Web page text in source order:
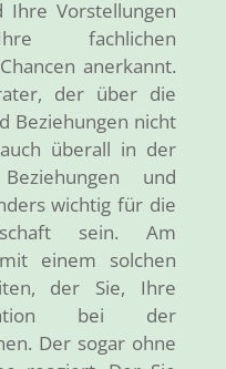
Ihre Vorstellungen
fachlichen
anerkannt.
der über die
Beziehungen nicht
überall in der
und
wichtig für die
sein. Am
einem solchen
der Sie, Ihre
bei der
Der sogar ohne